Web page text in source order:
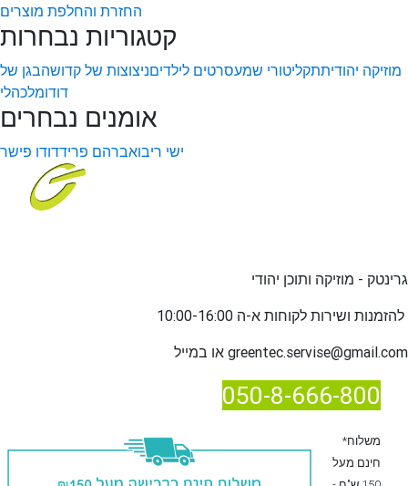
החזרת והחלפת מוצרים
קטגוריות נבחרות
מוזיקה יהודיתתקליטורי שמעסרטים לילדיםניצוצות של קדושהבגן של
דודומלכהלי
אומנים נבחרים
ישי ריבואברהם פרידדודו פישר
גרינטק - מוזיקה ותוכן יהודי
להזמנות ו
greentec.servise@gmail.com
050-8-666-800
*משלוח
חינם מעל